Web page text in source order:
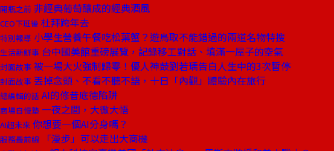
開瓶之前 非經典葡萄釀成的經典酒風
CEO下班後 杜拜跨年去
特別報導 小學生營養午餐吃松葉蟹？遊鳥取不能錯過的兩道名物特搜
生活新鮮事 台中國美館重磅展覽，記錄移工對話、填滿一屋子的空氣
封面故事 被一場大火強制歸零！優人神鼓劉若瑀告白人生中的3次暫停
封面故事 丟掉念頭、不看不聽不語，十日「內觀」體驗內在旅行
總編輯的話 AI的修昔底德陷阱
商場自慢塾 一夜之間，大徹大悟
AI超未來 你想要一個AI分身嗎？
服務最前線 「漫步」可以走出大商機